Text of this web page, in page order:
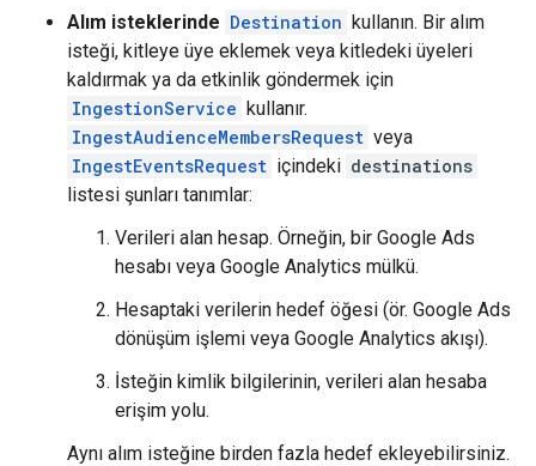
Alım isteklerinde Destination kullanın. Bir alım
isteği, kitleye üye eklemek veya kitledeki üyeleri
kaldırmak ya da etkinlik göndermek için
IngestionService kullanır.
IngestAudienceMembersRequest veya
IngestEventsRequest içindeki destinations
listesi şunları tanımlar:
Verileri alan hesap. Örneğin, bir Google Ads
hesabı veya Google Analytics mülkü.
Hesaptaki verilerin hedef öğesi (ör. Google Ads
dönüşüm işlemi veya Google Analytics akışı).
İsteğin kimlik bilgilerinin, verileri alan hesaba
erişim yolu.
Aynı alım isteğine birden fazla hedef ekleyebilirsiniz.